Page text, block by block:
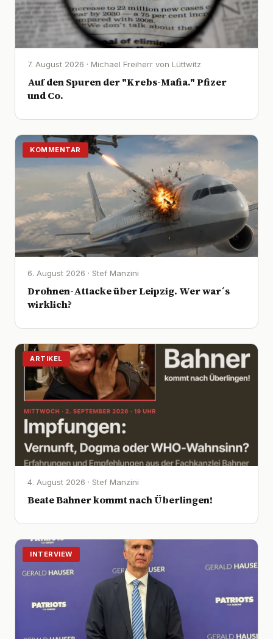
7. August 2026 · Michael Freiherr von Lüttwitz
Auf den Spuren der "Krebs-Mafia." Pfizer
und Co.
KOMMENTAR
6. August 2026 · Stef Manzini
Drohnen-Attacke über Leipzig. Wer war´s
wirklich?
ARTIKEL
4. August 2026 · Stef Manzini
Beate Bahner kommt nach Überlingen!
INTERVIEW